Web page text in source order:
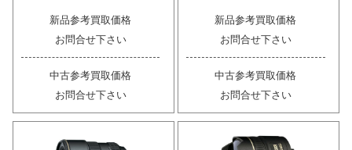
新品参考買取価格
お問合せ下さい
中古参考買取価格
お問合せ下さい
新品参考買取価格
お問合せ下さい
中古参考買取価格
お問合せ下さい